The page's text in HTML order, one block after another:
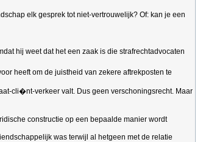
elk gesprek tot niet-vertrouwelijk? Of: kan je een
hij weet dat het een zaak is die strafrechtadvocaten
heeft om de juistheid van zekere aftrekposten te
cli�nt-verkeer valt. Dus geen verschoningsrecht. Maar
constructie op een bepaalde manier wordt
was terwijl al hetgeen met de relatie